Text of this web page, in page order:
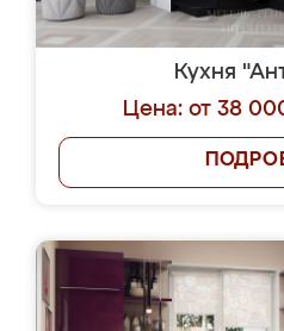
Кухня
Цена: от 38